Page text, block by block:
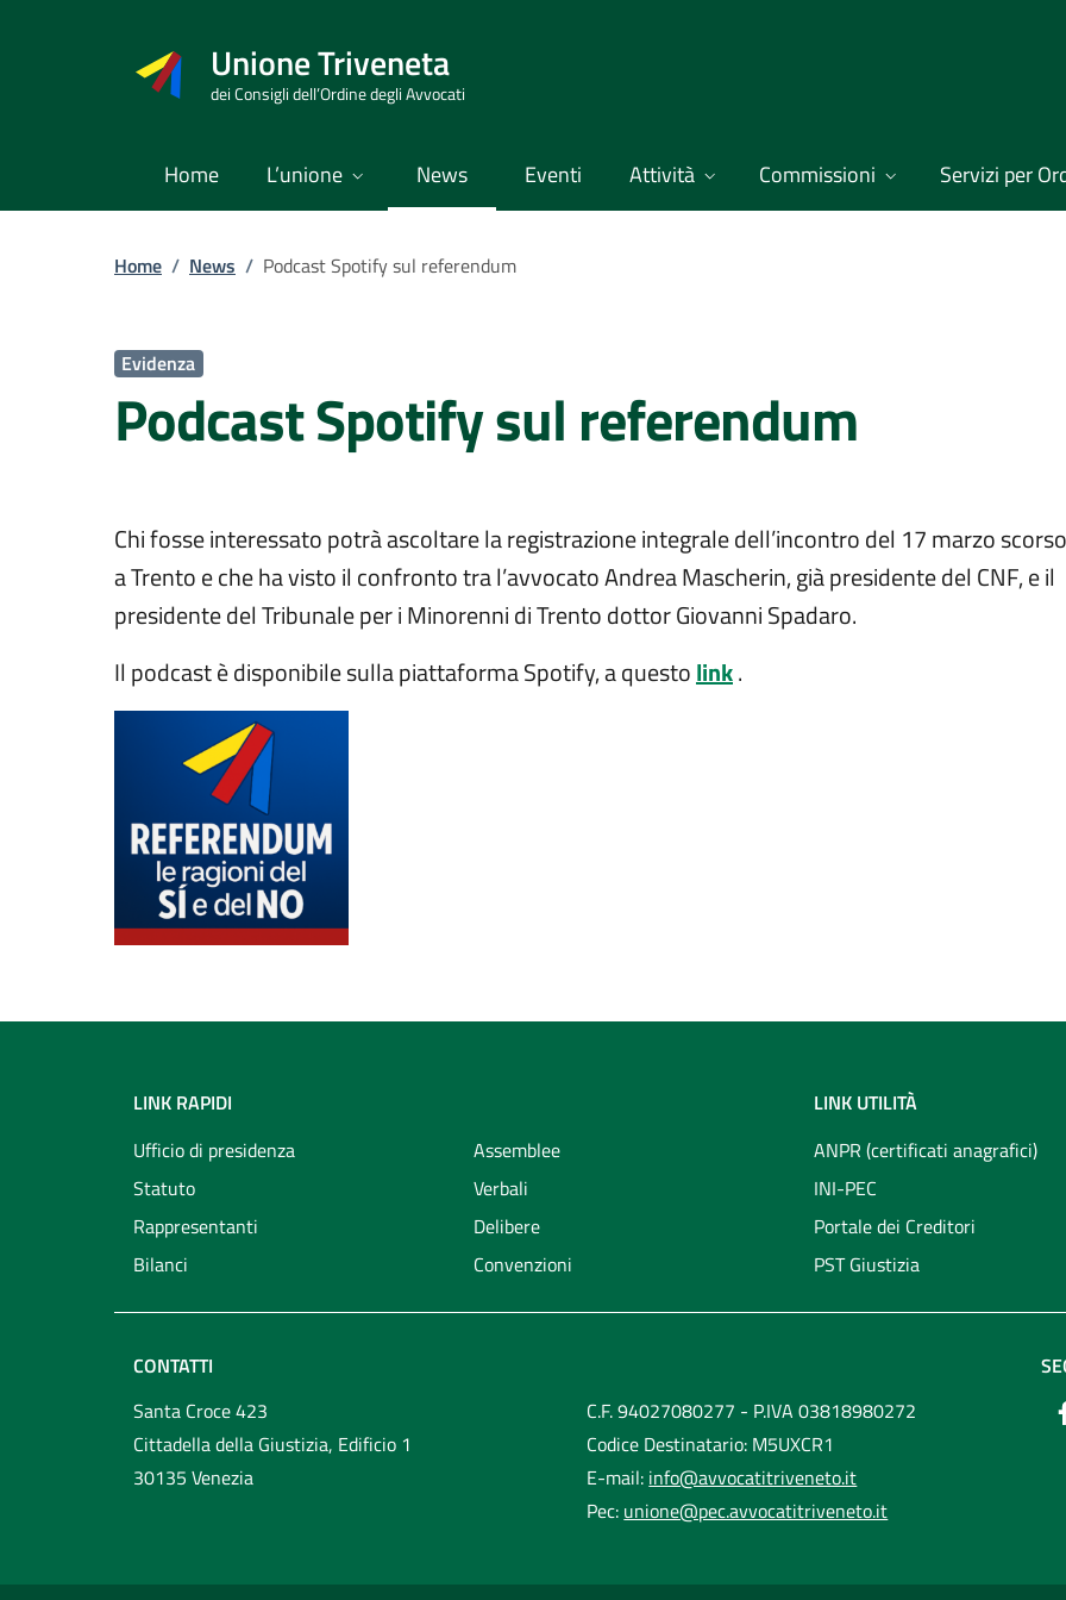
Unione Triveneta
dei Consigli dell’Ordine degli Avvocati
Home L’unione News Eventi Attività Commissioni Servizi per
Home / News / Podcast Spotify sul referendum
Evidenza
Podcast Spotify sul referendum
Chi fosse interessato potrà ascoltare la registrazione integrale dell’incontro del 17 marzo
a Trento e che ha visto il confronto tra l’avvocato Andrea Mascherin, già presidente del CNF, e il
presidente del Tribunale per i Minorenni di Trento dottor Giovanni Spadaro.
Il podcast è disponibile sulla piattaforma Spotify, a questolink.
LINK RAPIDI
Ufficio di presidenza
Statuto
Rappresentanti
Bilanci
Assemblee
Verbali
Delibere
Convenzioni
LINK UTILITÀ
ANPR (certificati anagrafici)
INI-PEC
Portale dei Creditori
PST Giustizia
CONTATTI
Santa Croce 423
Cittadella della Giustizia, Edificio 1
30135 Venezia
C.F. 94027080277 - P.IVA 03818980272
Codice Destinatario: M5UXCR1
E-mail: info@avvocatitriveneto.it
Pec: unione@pec.avvocatitriveneto.it